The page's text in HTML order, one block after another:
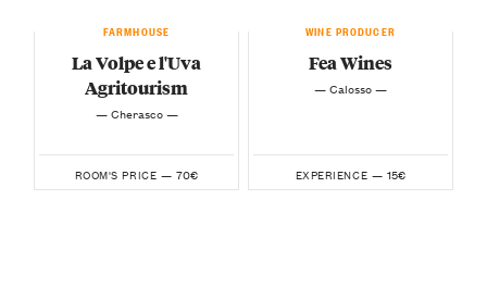
FARMHOUSE
La Volpe e l'Uva
Agritourism
— Cherasco —
ROOM'S PRICE — 70€
WINE PRODUCER
Fea Wines
— Calosso —
EXPERIENCE — 15€